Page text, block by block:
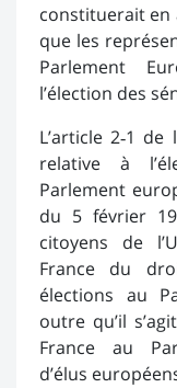
constituerait en
que les
Parlement
l’élection des
L’article 2‑1
relative à
Parlement
du 5 février
citoyens de
France du
élections au
outre qu’il
France au
d’élus